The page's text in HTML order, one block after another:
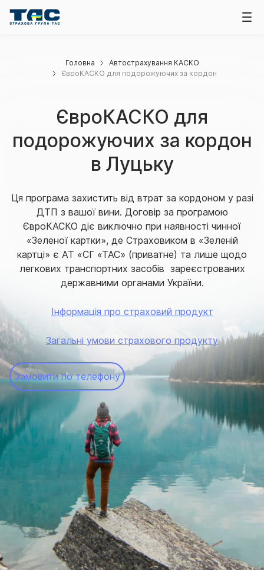
Головна
Автострахування КАСКО
ЄвроКАСКО для подорожуючих за кордон
ЄвроКАСКО для
подорожуючих за кордон
в Луцьку
Ця програма захистить від втрат за кордоном у разі
ДТП з вашої вини. Договір за програмою
ЄвроКАСКО діє виключно при наявності чинної
«Зеленої картки», де Страховиком в «Зеленій
картці» є АТ «СГ «ТАС» (приватне) та лише щодо
легкових транспортних засобів зареєстрованих
державними органами України.
Інформація про страховий продукт
Загальні умови страхового продукту
Замовити по телефону